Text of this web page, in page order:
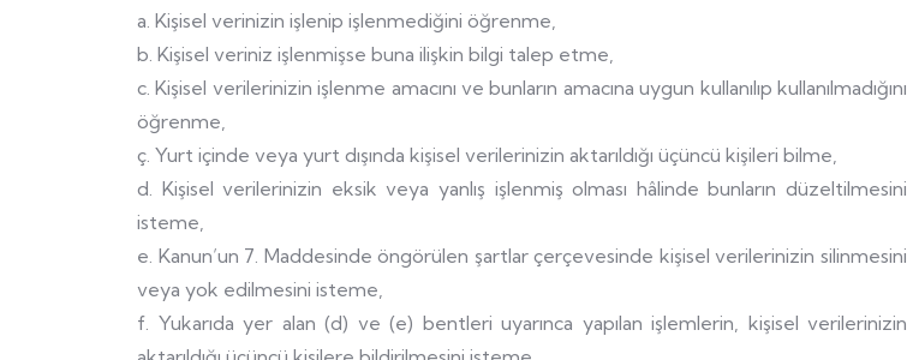
a. Kişisel verinizin işlenip işlenmediğini öğrenme,
b. Kişisel veriniz işlenmişse buna ilişkin bilgi talep etme,
c. Kişisel verilerinizin işlenme amacını ve bunların amacına uygun kullanılıp kullanılmadığını
öğrenme,
ç. Yurt içinde veya yurt dışında kişisel verilerinizin aktarıldığı üçüncü kişileri bilme,
d. Kişisel verilerinizin eksik veya yanlış işlenmiş olması hâlinde bunların düzeltilmesini
isteme,
e. Kanun’un 7. Maddesinde öngörülen şartlar çerçevesinde kişisel verilerinizin silinmesini
veya yok edilmesini isteme,
f. Yukarıda yer alan (d) ve (e) bentleri uyarınca yapılan işlemlerin, kişisel verilerinizin